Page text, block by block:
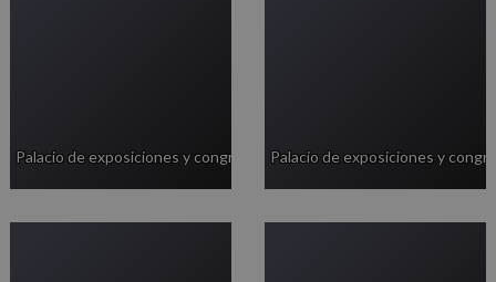
Palacio de exposiciones y congresos Palacio de exposiciones y